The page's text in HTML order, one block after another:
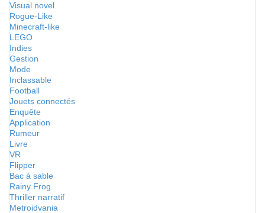
Visual novel
Rogue-Like
Minecraft-like
LEGO
Indies
Gestion
Mode
Inclassable
Football
Jouets connectés
Enquête
Application
Rumeur
Livre
VR
Flipper
Bac à sable
Rainy Frog
Thriller narratif
Metroidvania